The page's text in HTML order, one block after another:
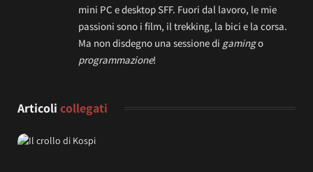
mini PC e desktop SFF. Fuori dal lavoro, le mie
passioni sono i film, il trekking, la bici e la corsa.
Ma non disdegno una sessione di gamingo
programmazione!
Articoli collegati